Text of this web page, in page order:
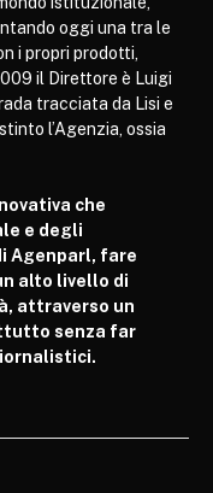
oggi una tra le
i propri prodotti,
il Direttore è Luigi
tracciata da Lisi e
l’Agenzia, ossia
che
e degli
Agenparl, fare
alto livello di
attraverso un
senza far